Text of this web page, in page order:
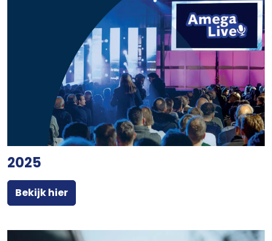
2025
Bekijk hier